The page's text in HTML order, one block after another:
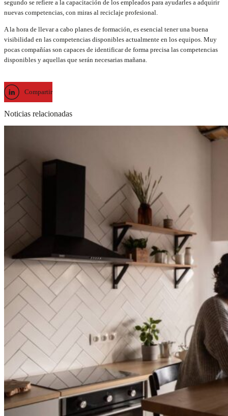
segundo se refiere a la capacitación de los empleados para ayudarles a adquirir
nuevas competencias, con miras al reciclaje profesional.
A la hora de llevar a cabo planes de formación, es esencial tener una buena
visibilidad en las competencias disponibles actualmente en los equipos. Muy
pocas compañías son capaces de identificar de forma precisa las competencias
disponibles y aquellas que serán necesarias mañana.
Compartir
Noticias relacionadas